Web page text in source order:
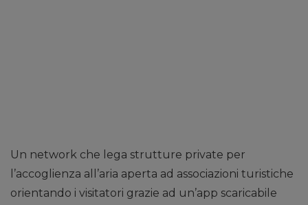
Un network che lega strutture private per
l’accoglienza all’aria aperta ad associazioni turistiche
orientando i visitatori grazie ad un’app scaricabile